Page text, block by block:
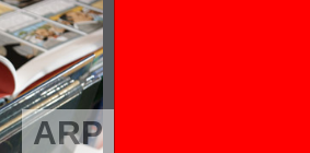
ARP